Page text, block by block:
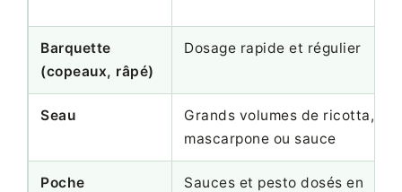
Barquette
(copeaux, râpé)
Dosage rapide et régulier
Seau
Grands volumes de ricotta,
mascarpone ou sauce
Poche Sauces et pesto dosés en